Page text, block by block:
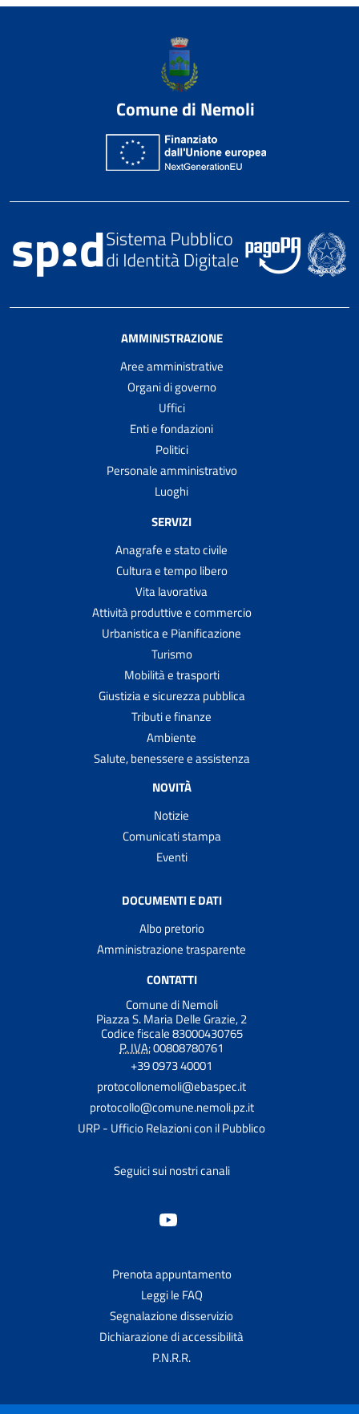
Comune di Nemoli
AMMINISTRAZIONE
Aree amministrative
Organi di governo
Uffici
Enti e fondazioni
Politici
Personale amministrativo
Luoghi
SERVIZI
Anagrafe e stato civile
Cultura e tempo libero
Vita lavorativa
Attività produttive e commercio
Urbanistica e Pianificazione
Turismo
Mobilità e trasporti
Giustizia e sicurezza pubblica
Tributi e finanze
Ambiente
Salute, benessere e assistenza
NOVITÀ
Notizie
Comunicati stampa
Eventi
DOCUMENTI E DATI
Albo pretorio
Amministrazione trasparente
CONTATTI
Comune di Nemoli
Piazza S. Maria Delle Grazie, 2
Codice fiscale 83000430765
P. IVA:00808780761
+39 0973 40001
protocollonemoli@ebaspec.it
protocollo@comune.nemoli.pz.it
URP - Ufficio Relazioni con il Pubblico
Seguici sui nostri canali
Prenota appuntamento
Leggi le FAQ
Segnalazione disservizio
Dichiarazione di accessibilità
P.N.R.R.